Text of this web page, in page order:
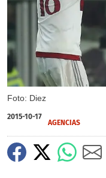
Foto: Diez
2015-10-17
AGENCIAS